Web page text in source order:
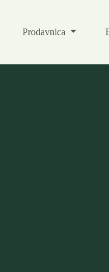
Prodavnica